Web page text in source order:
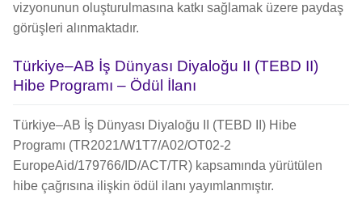
vizyonunun oluşturulmasına katkı sağlamak üzere paydaş
görüşleri alınmaktadır.
Türkiye–AB İş Dünyası Diyaloğu II (TEBD II)
Hibe Programı – Ödül İlanı
Türkiye–AB İş Dünyası Diyaloğu II (TEBD II) Hibe
Programı (TR2021/W1T7/A02/OT02-2
EuropeAid/179766/ID/ACT/TR) kapsamında yürütülen
hibe çağrısına ilişkin ödül ilanı yayımlanmıştır.